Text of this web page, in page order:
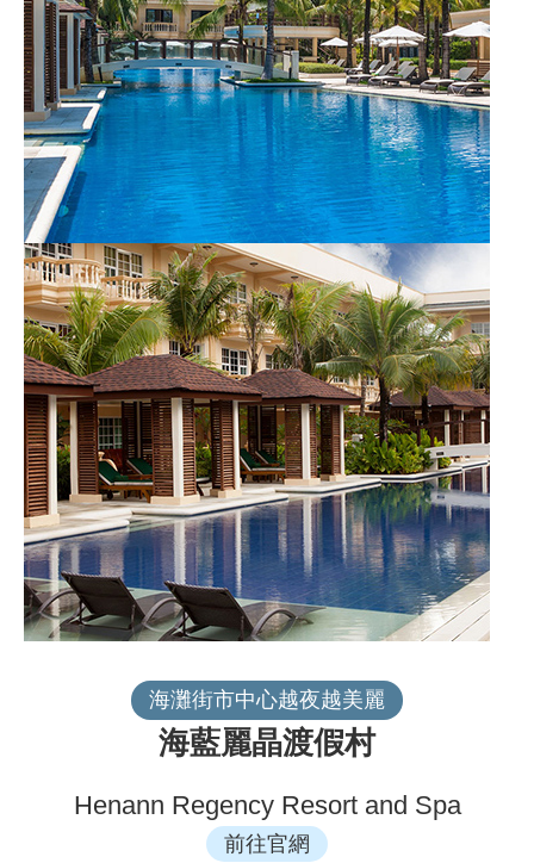
海灘街市中心越夜越美麗
海藍麗晶渡假村
Henann Regency Resort and Spa
前往官網